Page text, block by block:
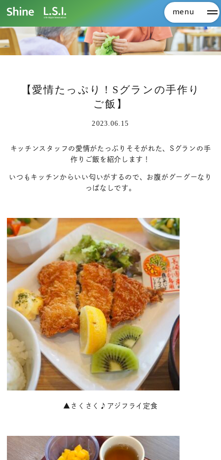
menu メ
【愛情たっぷり！Sグランの手作り
ご飯】
2023.06.15
キッチンスタッフの愛情がたっぷりそそがれた、Sグランの手
作りご飯を紹介します！
いつもキッチンからいい匂いがするので、お腹がグーグーなり
っぱなしです。
▲さくさく♪アジフライ定食